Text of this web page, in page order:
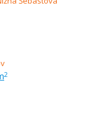
2